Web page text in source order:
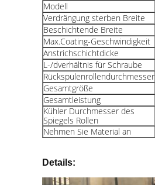
Modell
Verdrängung sterben Breite
Beschichtende Breite
Max.Coating-Geschwindigkeit
Anstrichschichtdicke
L-/dverhältnis für Schraube
Rückspulenrollendurchmesser
Gesamtgröße
Gesamtleistung
Kühler Durchmesser des
Spiegels Rollen
Nehmen Sie Material an
Details: